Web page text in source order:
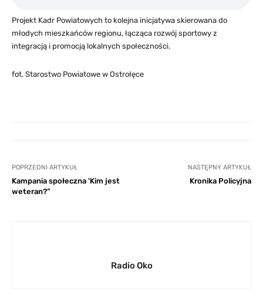
Projekt Kadr Powiatowych to kolejna inicjatywa skierowana do
młodych mieszkańców regionu, łącząca rozwój sportowy z
integracją i promocją lokalnych społeczności.
fot. Starostwo Powiatowe w Ostrołęce
POPRZEDNI ARTYKUŁ
Kampania społeczna 'Kim jest
weteran?”
NASTĘPNY ARTYKUŁ
Kronika Policyjna
Radio Oko